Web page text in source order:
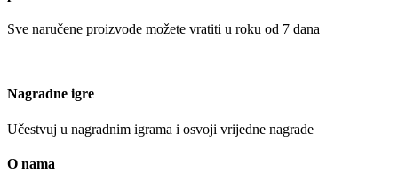
Sve naručene proizvode možete vratiti u roku od 7 dana
Nagradne igre
Učestvuj u nagradnim igrama i osvoji vrijedne nagrade
O nama